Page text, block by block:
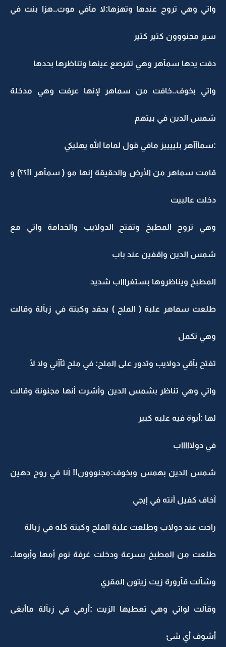
واتي وهي تروح عندها وتهزها:لا مآفي موت..هزا بنت في
سير مجنووون كتير كتير
دفت يدها سمآهر وهي تفرصع عينها وتناظرها بحدها
واتي بخوف..خافت من سماهر لإنها عرفت وهي مدخلة
شمس الدين في بيتهم
:سمآآآهر بلييييز مافي قول لماما الله يهليكي
قامت سماهر من الأرض والحقيقة إنها مو ( سمآهر !!؟؟) و
دخلت عالبيت
وهي تروح المطبخ وتفتح الدولايب والخدامة واتي مع
شمس الدين واقفين عند باب
المطبخ ويناظروها بستغراااب شديد
طلعت سماهر علبة ( الملح ) بحقد وكبتة في زبآلة وقالت
وهي تكمل
تفتح بآقي دولايب وتدور على الملح: في ملح ثآآني ولا لأ
واتي وهي تناظر بشمس الدين وأشرت أنها مجنونة وقالت
لها :أيوة فيه علبه كبير
في دولاااااب
شمس الدين بهمس وبخوف:مجنووون!! أنا في روح دهين
آخاف كفيل أنته في إيجي
راحت عند دولاب وطلعت علبة الملح وكبتة كله في زبآلة
طلعت من المطبخ بسرعة ودخلت غرفة نوم أمها وأبوها..
وشآلت قآرورة زيت زيتون المقري
وقآلت لواتي وهي تعطيها الزيت :أرمي في زبآلة ماأبغى
أشوف أي شئ